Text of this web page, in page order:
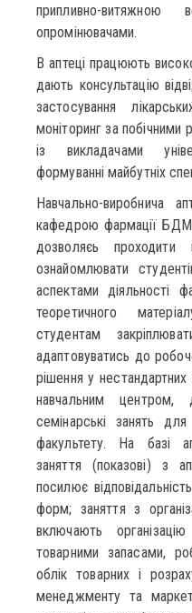
припливно-витяжною
опромінювачами.
В аптеці працюють
дають консультацію
застосування
моніторинг за побічними
із викладачами
формуванні майбутніх
Навчально-виробнича
кафедрою фармації
дозволяєь
ознайомлювати
аспектами діяльності
теоретичного
студентам
адаптовуватись до
рішення у
навчальним центром,
семінарські занять
факультету. На базі
заняття (показові) з
посилює
форм; заняття з
включають
товарними запасами,
облік товарних і
менеджменту та